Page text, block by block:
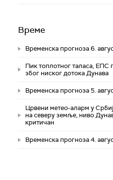
Време
Временска прогноза 6.
Пик топлотног таласа, ЕПС
због ниског дотока Дунава
Временска прогноза 5.
Црвени метео-аларм у
на северу земље, ниво
критичан
Временска прогноза 4.